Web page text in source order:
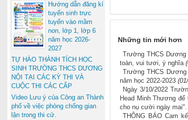
Những tin mới hơn
Trường THCS Dương
toàn, vui tươi, ý nghĩa
Trường THCS
năm học 2022-2023
Ngày 3/10/2022
Head Minh Thương
cho nụ cười ngày mai".
THÔNG BÁO Cam
Hướng dẫn đăng kí
tuyển sinh trực
tuyến vào mầm
non, lớp 1, lớp 6
năm học 2026-
2027
TỰ HÀO THÀNH TÍCH HỌC
SINH TRƯỜNG THCS DƯƠNG
NỘI TẠI CÁC KỲ THI VÀ
CUỘC THI CÁC CẤP
Video Lưu ý của Công an Thành
phố về việc phòng chống gian
lận trong thi cử.